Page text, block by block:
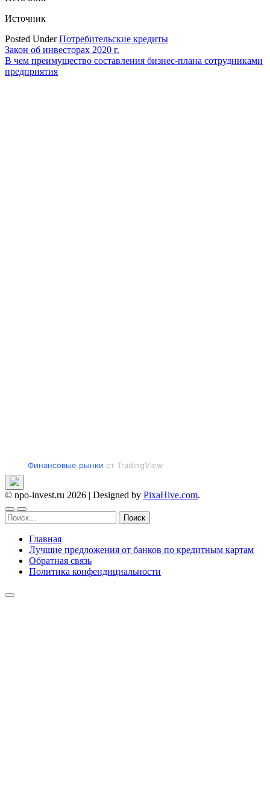
Источник
Posted UnderПотребительские кредиты
Навигация
по
Закон об инвесторах 2020 г.
В чем преимущество составления бизнес-плана сотрудниками
предприятия
Финансовые рынки от TradingView
© npo-invest.ru 2026 | Designed by PixaHive.com.
Найти:
Главная
Лучшие предложения от банков по кредитным картам
Обратная связь
Политика конфендициальности